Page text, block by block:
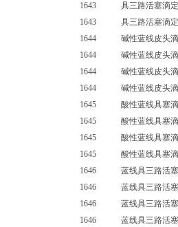
1643 具三路活塞滴定
1643 具三路活塞滴定
1644 碱性蓝线皮头滴
1644 碱性蓝线皮头滴
1644 碱性蓝线皮头滴
1644 碱性蓝线皮头滴
1645 酸性蓝线具塞滴
1645 酸性蓝线具塞滴
1645 酸性蓝线具塞滴
1645 酸性蓝线具塞滴
1646 蓝线具三路活塞
1646 蓝线具三路活塞
1646 蓝线具三路活塞
1646 蓝线具三路活塞